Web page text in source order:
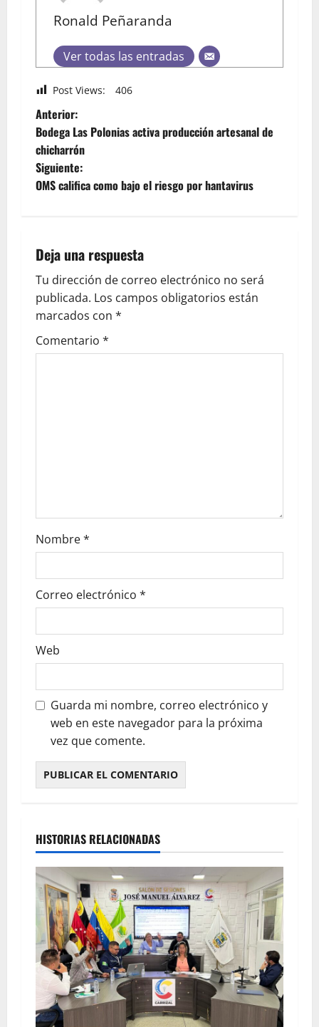
Ronald Peñaranda
Ver todas las entradas
Post Views: 406
Anterior:
Bodega Las Polonias activa producción artesanal de
chicharrón
Siguiente:
OMS califica como bajo el riesgo por hantavirus
Deja una respuesta
Tu dirección de correo electrónico no será
publicada. Los campos obligatorios están
marcados con *
Comentario *
Nombre*
Correo electrónico *
Web
Guarda mi nombre, correo electrónico y
web en este navegador para la próxima
vez que comente.
HISTORIAS RELACIONADAS